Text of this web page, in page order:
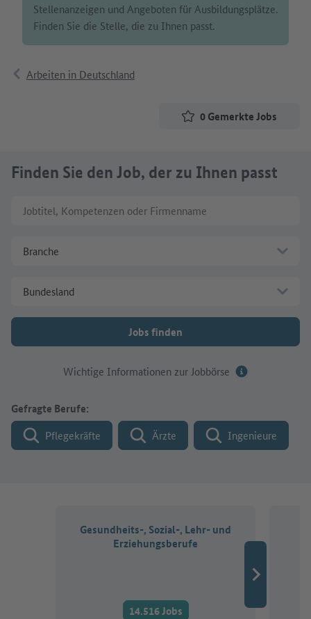
Stellenanzeigen und Angeboten für Ausbildungsplätze.
Finden Sie die Stelle, die zu Ihnen passt.
Arbeiten in Deutschland
0Gemerkte Jobs
Finden Sie den Job, der zu Ihnen passt
Branche
Bundesland
Jobs finden
Wichtige Informationen zur Jobbörse
Gefragte Berufe:
Pflegekräfte Ärzte Ingenieure
Gesundheits-, Sozial-, Lehr- und
Erziehungsberufe
14.516 Jobs